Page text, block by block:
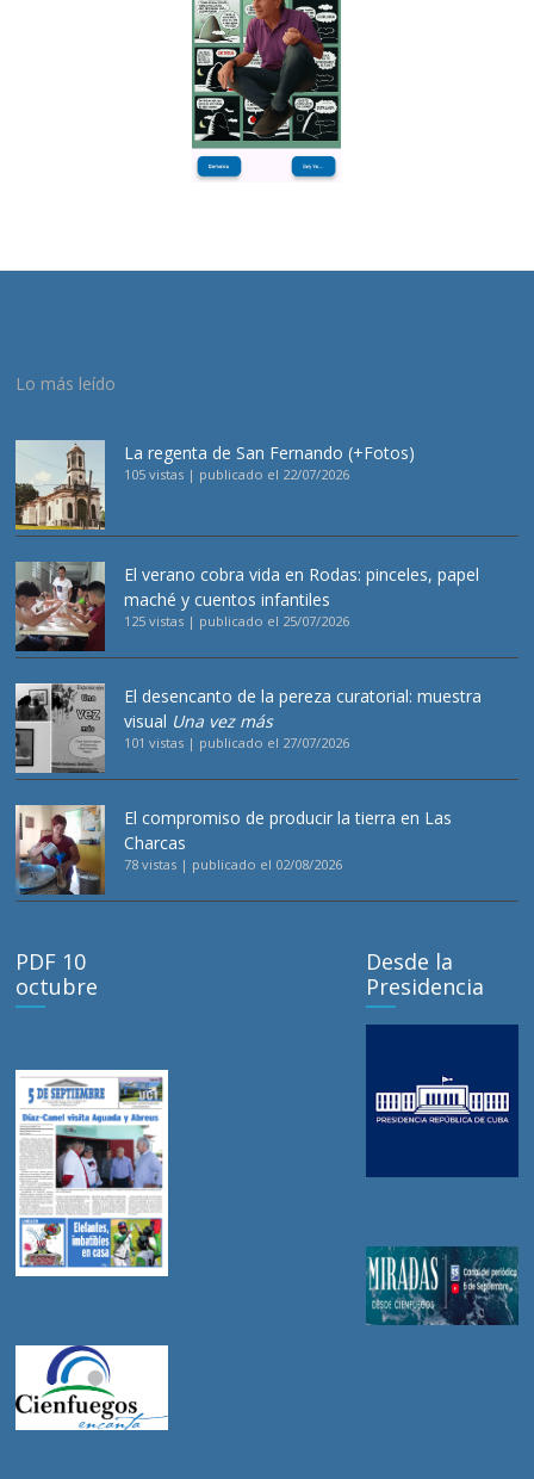
Lo más leído
La regenta de San Fernando (+Fotos)
105 vistas | publicado el 22/07/2026
El verano cobra vida en Rodas: pinceles, papel
maché y cuentos infantiles
125 vistas | publicado el 25/07/2026
El desencanto de la pereza curatorial: muestra
visual Una vez más
101 vistas | publicado el 27/07/2026
El compromiso de producir la tierra en Las
Charcas
78 vistas | publicado el 02/08/2026
PDF 10
octubre
Desde la
Presidencia